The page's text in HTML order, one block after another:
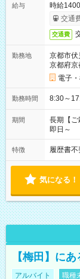
給与
時給
交通
交通費
勤務地
京都市伏
京都府京
電子
勤務時間
期間
長期【ご
即日～
特徴 履歴書不
気になる！
【梅田】に
アルバイト 職種